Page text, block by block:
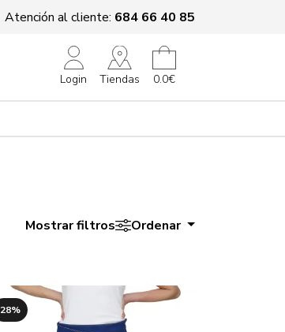
Atención al cliente: 684 66 40 85
Login Tiendas 0.0€
Mostrar filtros Ordenar
28%